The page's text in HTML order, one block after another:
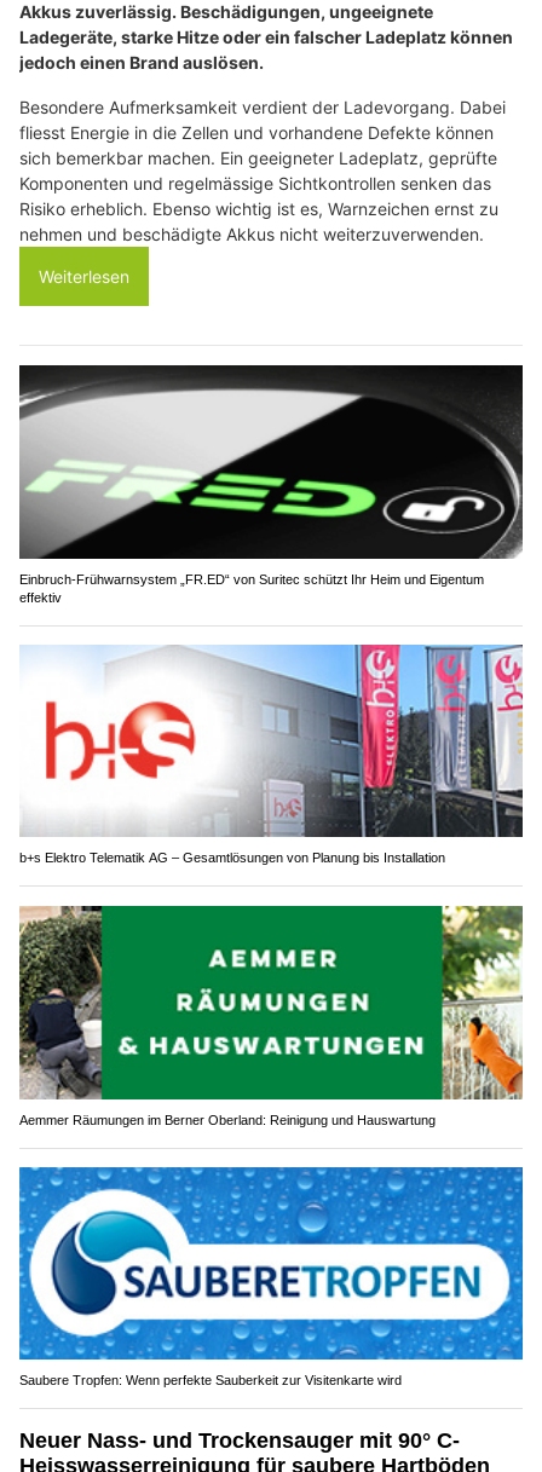
Akkus zuverlässig. Beschädigungen, ungeeignete
Ladegeräte, starke Hitze oder ein falscher Ladeplatz können
jedoch einen Brand auslösen.
Besondere Aufmerksamkeit verdient der Ladevorgang. Dabei
fliesst Energie in die Zellen und vorhandene Defekte können
sich bemerkbar machen. Ein geeigneter Ladeplatz, geprüfte
Komponenten und regelmässige Sichtkontrollen senken das
Risiko erheblich. Ebenso wichtig ist es, Warnzeichen ernst zu
nehmen und beschädigte Akkus nicht weiterzuverwenden.
Weiterlesen
Einbruch-Frühwarnsystem „FR.ED“ von Suritec schützt Ihr Heim und Eigentum
effektiv
b+s Elektro Telematik AG – Gesamtlösungen von Planung bis Installation
Aemmer Räumungen im Berner Oberland: Reinigung und Hauswartung
Saubere Tropfen: Wenn perfekte Sauberkeit zur Visitenkarte wird
Neuer Nass- und Trockensauger mit 90° C-
Heisswasserreinigung für saubere Hartböden